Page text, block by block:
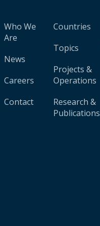
Who We
Are
News
Careers
Contact
Countries
Topics
Projects &
Operations
Research &
Publications